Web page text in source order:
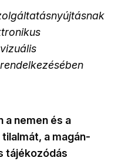
nemen és a
a magán-
tájékozódás